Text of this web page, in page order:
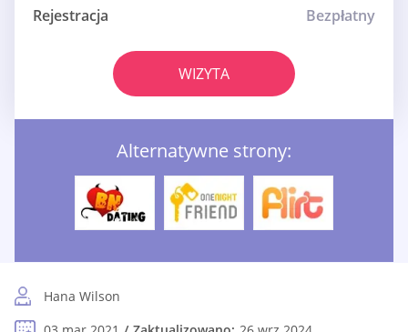
Rejestracja
Bezpłatny
WIZYTA
Alternatywne strony:
Hana Wilson